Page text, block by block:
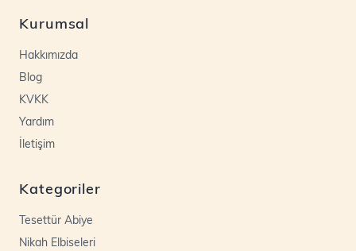
Kurumsal
Hakkımızda
Blog
KVKK
Yardım
İletişim
Kategoriler
Tesettür Abiye
Nikah Elbiseleri